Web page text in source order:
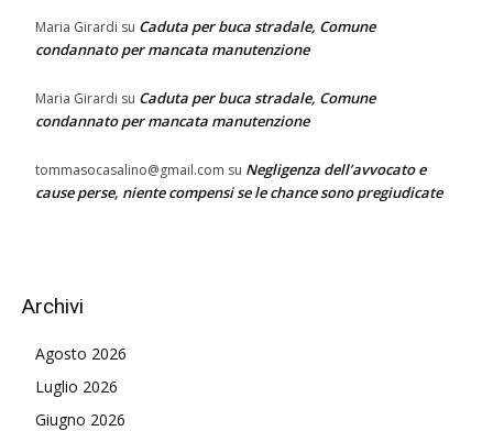
Maria Girardi su Caduta per buca stradale, Comune
condannato per mancata manutenzione
Maria Girardi su Caduta per buca stradale, Comune
condannato per mancata manutenzione
tommasocasalino@gmail.com su Negligenza dell’avvocato e
cause perse, niente compensi se le chance sono pregiudicate
Archivi
Agosto 2026
Luglio 2026
Giugno 2026